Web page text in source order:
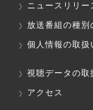
ニュースリリー
放送番組の種別
個人情報の取扱
視聴データの取
アクセス